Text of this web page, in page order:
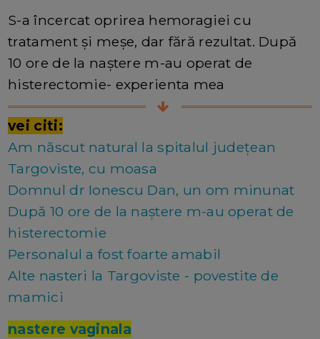
S-a încercat oprirea hemoragiei cu
tratament și meșe, dar fără rezultat. După
10 ore de la naștere m-au operat de
histerectomie- experienta mea
vei citi:
Am născut natural la spitalul județean
Targoviste, cu moasa
Domnul dr Ionescu Dan, un om minunat
După 10 ore de la naștere m-au operat de
histerectomie
Personalul a fost foarte amabil
Alte nasteri la Targoviste - povestite de
mamici
nastere vaginala